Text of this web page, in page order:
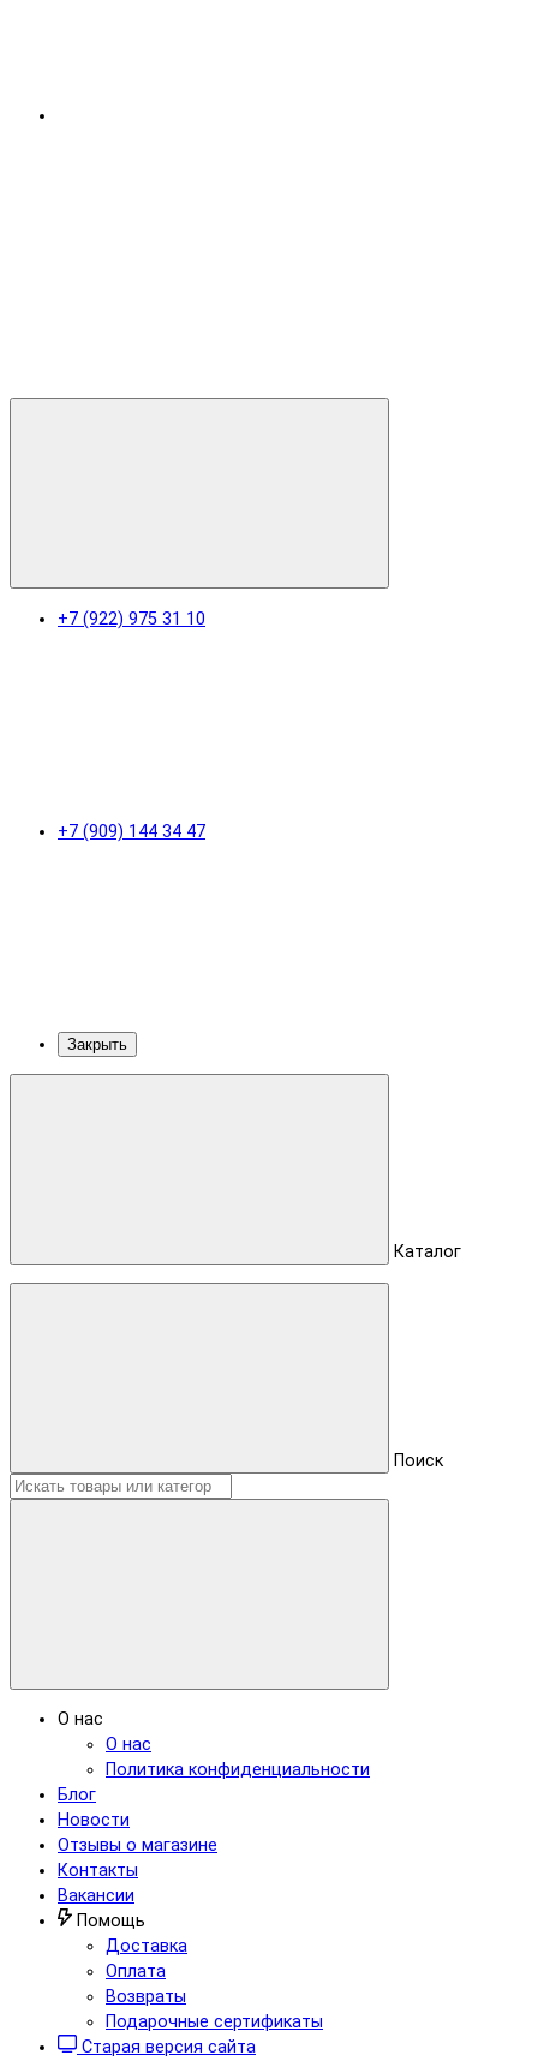
+7 (922) 975 31 10
+7 (909) 144 34 47
Закрыть
Каталог
Поиск
О нас
О нас
Политика конфиденциальности
Блог
Новости
Отзывы о магазине
Контакты
Вакансии
Помощь
Доставка
Оплата
Возвраты
Подарочные сертификаты
Старая версия сайта